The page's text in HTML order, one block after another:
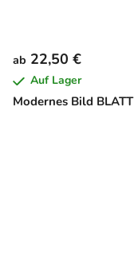
Modernes Bild BLATT
ab 22,50 €
Auf Lager